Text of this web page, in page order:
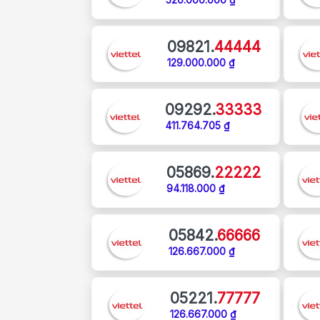
09821.44444
129.000.000 ₫
09292.33333
411.764.705 ₫
05869.22222
94.118.000 ₫
05842.66666
126.667.000 ₫
05221.77777
126.667.000 ₫